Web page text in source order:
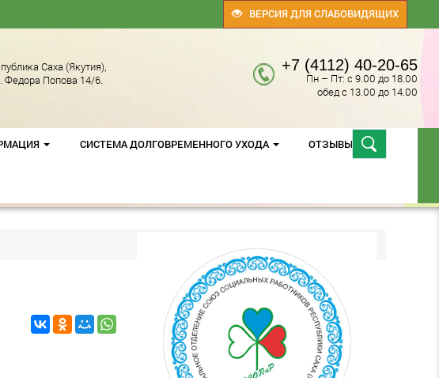
ВЕРСИЯ ДЛЯ СЛАБОВИДЯЩИХ
Саха (Якутия),
Федора Попова 14/6.
+7 (4112) 40-20-65
Пн – Пт: с 9.00 до 18.00
обед с 13.00 до 14.00
СИСТЕМА ДОЛГОВРЕМЕННОГО УХОДА ОТЗЫВЫ